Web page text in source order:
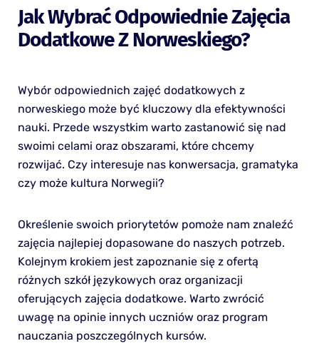
Jak Wybrać Odpowiednie Zajęcia
Dodatkowe Z Norweskiego?
Wybór odpowiednich zajęć dodatkowych z
norweskiego może być kluczowy dla efektywności
nauki. Przede wszystkim warto zastanowić się nad
swoimi celami oraz obszarami, które chcemy
rozwijać. Czy interesuje nas konwersacja, gramatyka
czy może kultura Norwegii?
Określenie swoich priorytetów pomoże nam znaleźć
zajęcia najlepiej dopasowane do naszych potrzeb.
Kolejnym krokiem jest zapoznanie się z ofertą
różnych szkół językowych oraz organizacji
oferujących zajęcia dodatkowe. Warto zwrócić
uwagę na opinie innych uczniów oraz program
nauczania poszczególnych kursów.